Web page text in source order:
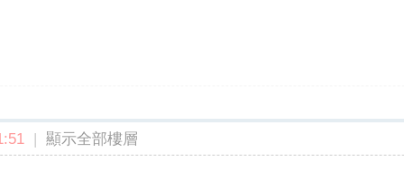
| 顯示全部樓層